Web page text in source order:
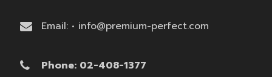
Email: • info@premium-perfect.com
Phone: 02-408-1377